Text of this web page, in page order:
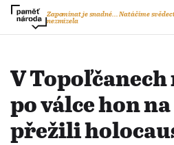
Zapomínat je snadné...Natáčíme
nezmizela
V
po válce hon
přežili